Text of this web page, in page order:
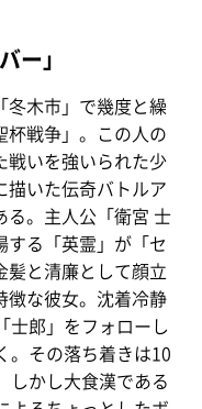
ー」
冬木市」で幾度と繰
杯戦争」。この人の
戦いを強いられた少
描いた伝奇バトルア
る。主人公「衛宮 士
する「英霊」が「セ
髪と清廉として顔立
徴な彼女。沈着冷静
士郎」をフォローし
。その落ち着きは10
しかし大食漢である